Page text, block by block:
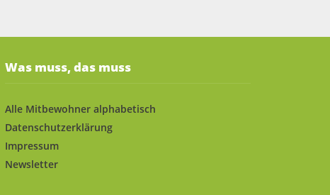
Was muss, das muss
Alle Mitbewohner alphabetisch
Datenschutzerklärung
Impressum
Newsletter